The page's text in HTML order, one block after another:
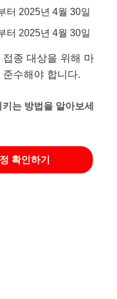
터 2025년 4월 30일
터 2025년 4월 30일
종 대상을 위해 마
수해야 합니다.
는 방법을 알아보세
확인하기